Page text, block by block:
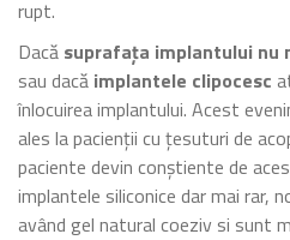
rupt.
Dacă suprafața implantului nu
sau dacă implantele clipocesc
înlocuirea implantului. Acest
ales la pacienții cu țesuturi de
paciente devin conștiente de
implantele siliconice dar mai rar,
având gel natural coeziv si sunt